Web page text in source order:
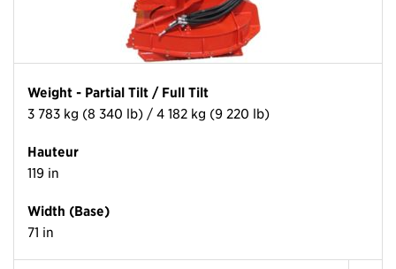
Weight - Partial Tilt / Full Tilt
3 783 kg (8 340 lb) / 4 182 kg (9 220 lb)
Hauteur
119 in
Width (Base)
71 in